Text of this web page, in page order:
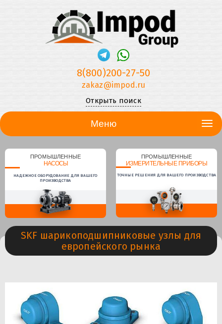
8(800)200-27-50
zakaz@impod.ru
Открыть поиск
Меню
ПРОМЫШЛЕННЫЕ
НАСОСЫ
НАДЕЖНОЕ ОБОРУДОВАНИЕ ДЛЯ ВАШЕГО
ПРОИЗВОДСТВА
ПРОМЫШЛЕННЫЕ
ИЗМЕРИТЕЛЬНЫЕ ПРИБОРЫ
ТОЧНЫЕ РЕШЕНИЯ ДЛЯ ВАШЕГО ПРОИЗВОДСТВА
SKF шарикоподшипниковые узлы для
европейского рынка